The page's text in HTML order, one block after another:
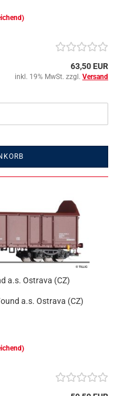
63,50 EUR
inkl. 19% MwSt. zzgl. Versand
a.s. Ostrava (CZ)
a.s. Ostrava (CZ)